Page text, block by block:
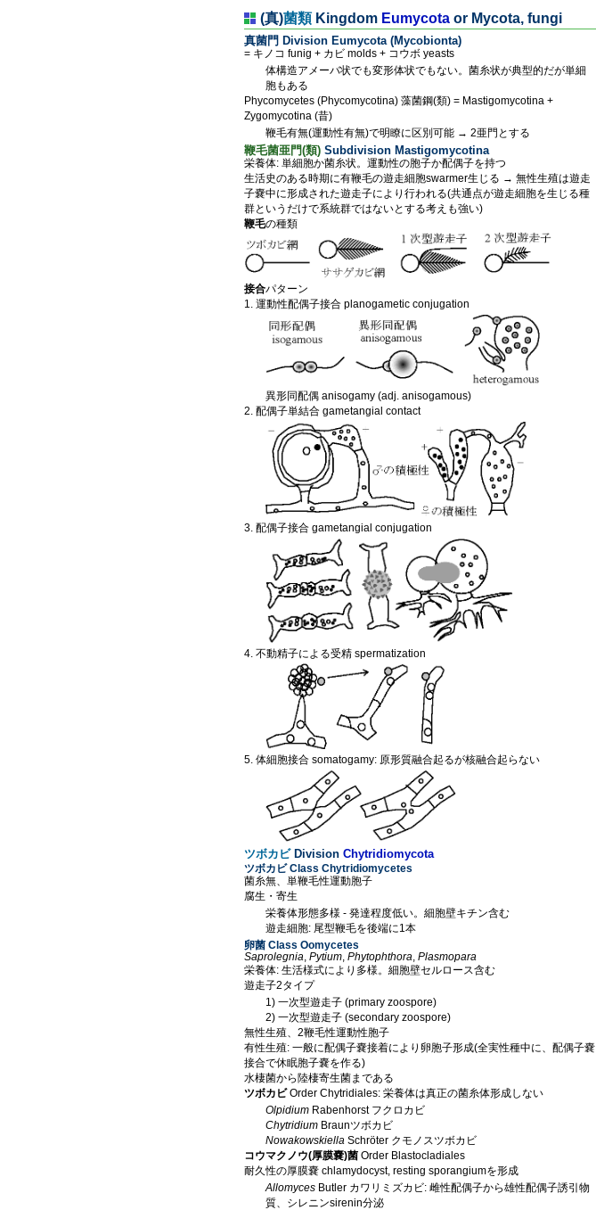
(真)菌類 Kingdom Eumycota or Mycota, fungi
真菌門 Division Eumycota (Mycobionta)
= キノコ funig + カビ molds + コウボ yeasts
体構造アメーバ状でも変形体状でもない。菌糸状が典型的だが単細
胞もある
Phycomycetes (Phycomycotina) 藻菌鋼(類) = Mastigomycotina +
Zygomycotina (昔)
鞭毛有無(運動性有無)で明瞭に区別可能 → 2亜門とする
鞭毛菌亜門(類) Subdivision Mastigomycotina
栄養体: 単細胞か菌糸状。運動性の胞子か配偶子を持つ
生活史のある時期に有鞭毛の遊走細胞swarmer生じる → 無性生殖は遊走
子嚢中に形成された遊走子により行われる(共通点が遊走細胞を生じる種
群というだけで系統群ではないとする考えも強い)
鞭毛の種類
接合パターン
1. 運動性配偶子接合 planogametic conjugation
異形同配偶 anisogamy (adj. anisogamous)
2. 配偶子単結合 gametangial contact
3. 配偶子接合 gametangial conjugation
4. 不動精子による受精 spermatization
5. 体細胞接合 somatogamy: 原形質融合起るが核融合起らない
ツボカビDivision Chytridiomycota
ツボカビ Class Chytridiomycetes
菌糸無、単鞭毛性運動胞子
腐生・寄生
栄養体形態多様 - 発達程度低い。細胞壁キチン含む
遊走細胞: 尾型鞭毛を後端に1本
卵菌 Class Oomycetes
Saprolegnia, Pytium, Phytophthora, Plasmopara
栄養体: 生活様式により多様。細胞壁セルロース含む
遊走子2タイプ
1) 一次型遊走子 (primary zoospore)
2) 一次型遊走子 (secondary zoospore)
無性生殖、2鞭毛性運動性胞子
有性生殖: 一般に配偶子嚢接着により卵胞子形成(全実性種中に、配偶子嚢
接合で休眠胞子嚢を作る)
水棲菌から陸棲寄生菌まである
ツボカビOrder Chytridiales: 栄養体は真正の菌糸体形成しない
Olpidium Rabenhorst フクロカビ
Chytridium Braunツボカビ
Nowakowskiella Schröter クモノスツボカビ
コウマクノウ(厚膜嚢)菌 Order Blastocladiales
耐久性の厚膜嚢 chlamydocyst, resting sporangiumを形成
Allomyces Butler カワリミズカビ: 雌性配偶子から雄性配偶子誘引物
質、シレニンsirenin分泌